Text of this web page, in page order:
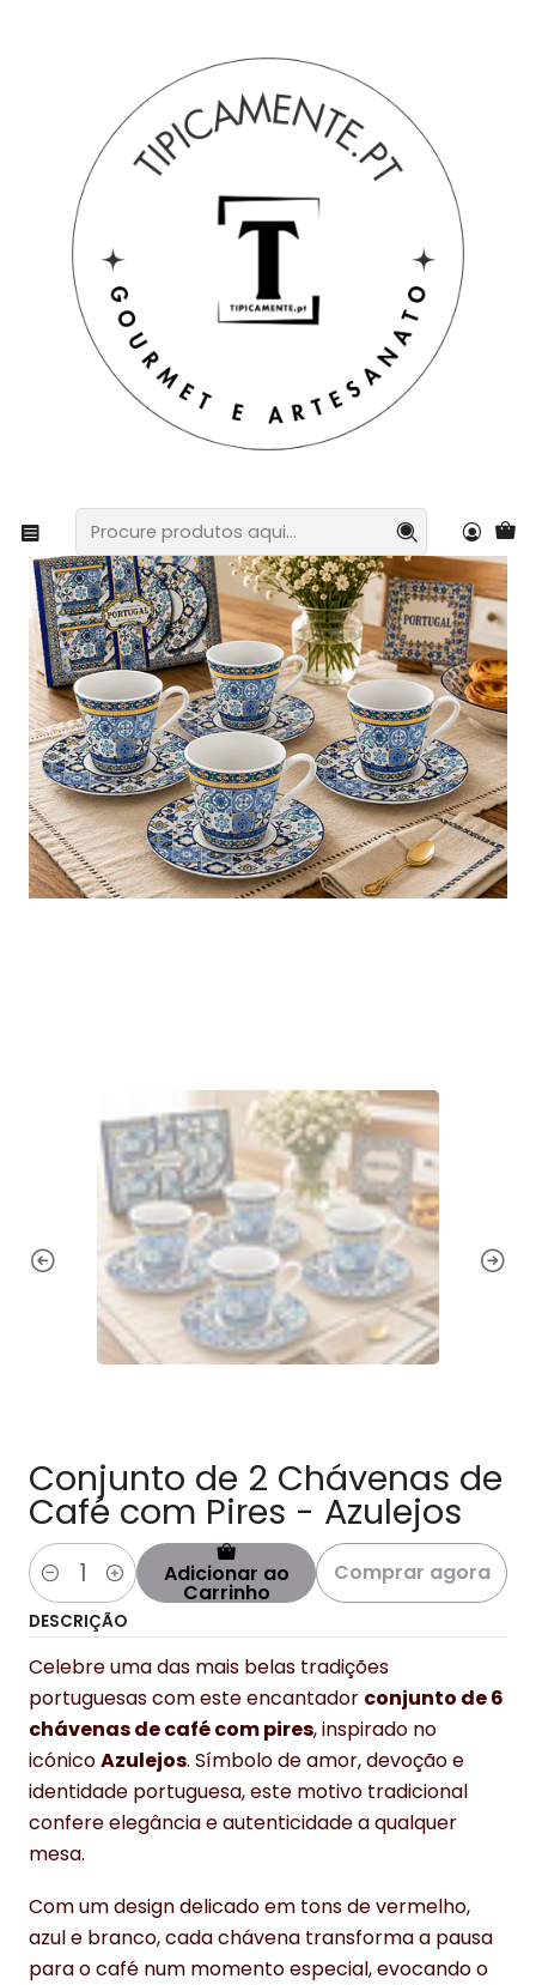
Conjunto de 2 Chávenas de Café com Pires - Azulejos
Conjunto de 2 Chávenas de
Café com Pires - Azulejos
Quantidade Adicionar ao
Carrinho
Comprar agora
DESCRIÇÃO
Celebre uma das mais belas tradições
portuguesas com este encantador conjunto de 6
chávenas de café com pires, inspirado no
icónicoAzulejos. Símbolo de amor, devoção e
identidade portuguesa, este motivo tradicional
confere elegância e autenticidade a qualquer
mesa.
Com um design delicado em tons de vermelho,
azul e branco, cada chávena transforma a pausa
para o café num momento especial, evocando o